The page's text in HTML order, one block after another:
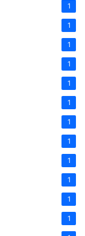
1
1
1
1
1
1
1
1
1
1
1
1